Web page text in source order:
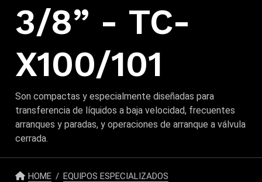
3/8” - TC-
X100/101
Son compactas y especialmente diseñadas para
transferencia de líquidos a baja velocidad, frecuentes
arranques y paradas, y operaciones de arranque a válvula
cerrada.
HOME
EQUIPOS ESPECIALIZADOS